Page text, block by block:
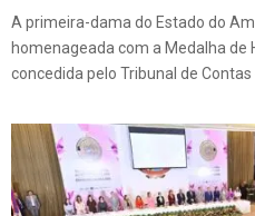
A primeira-dama do Estado do
homenageada com a Medalha de
concedida pelo Tribunal de Contas